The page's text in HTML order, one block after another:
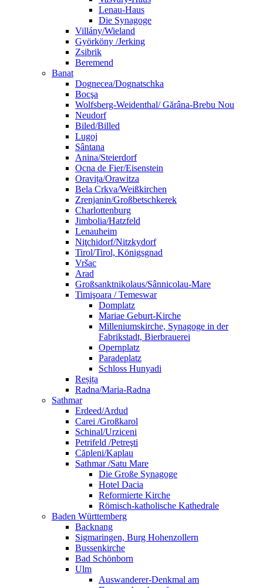
Lenau-Haus
Die Synagoge
Villány/Wieland
Györköny /Jerking
Zsibrik
Beremend
Banat
Dognecea/Dognatschka
Bocşa
Wolfsberg-Weidenthal/ Gărâna-Brebu Nou
Neudorf
Biled/Billed
Lugoj
Sântana
Anina/Steierdorf
Ocna de Fier/Eisenstein
Oravița/Orawitza
Bela Crkva/Weißkirchen
Zrenjanin/Großbetschkerek
Charlottenburg
Jimbolia/Hatzfeld
Lenauheim
Niţchidorf/Nitzkydorf
Tirol/Tirol, Königsgnad
Vršac
Arad
Großsanktnikolaus/Sânnicolau-Mare
Timişoara / Temeswar
Domplatz
Mariae Geburt-Kirche
Milleniumskirche, Synagoge in der
Fabrikstadt, Bierbrauerei
Opernplatz
Paradeplatz
Schloss Hunyadi
Reșița
Radna/Maria-Radna
Sathmar
Erdeed/Ardud
Carei /Großkarol
Schinal/Urziceni
Petrifeld /Petreşti
Căpleni/Kaplau
Sathmar /Satu Mare
Die Große Synagoge
Hotel Dacia
Reformierte Kirche
Römisch-katholische Kathedrale
Baden Württemberg
Backnang
Sigmaringen, Burg Hohenzollern
Bussenkirche
Bad Schönborn
Ulm
Auswanderer-Denkmal am